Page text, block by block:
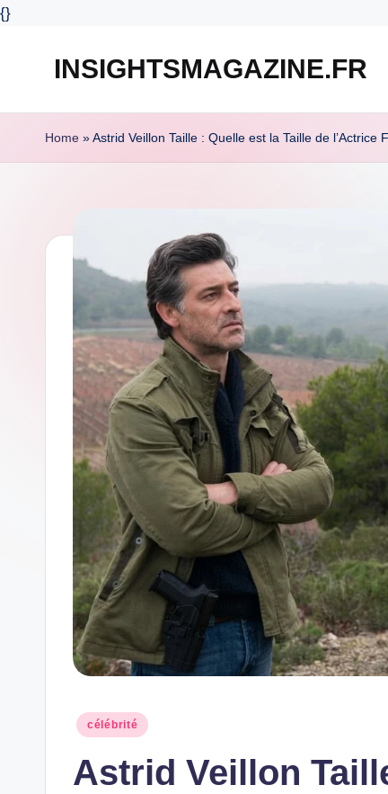
{}
INSIGHTSMAGAZINE.FR
Home »Astrid Veillon Taille : Quelle est la Taille de l’Actrice
Posted
célébrité
Astrid Veillon